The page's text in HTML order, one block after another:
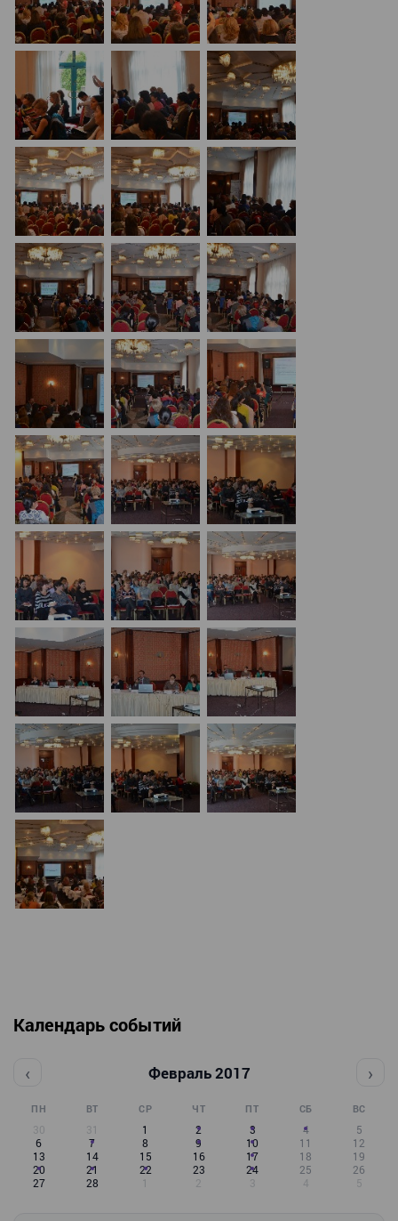
Календарь событий
‹ Февраль 2017 ›
ПН ВТ СР ЧТ ПТ СБ ВС
30 31 1 2 3 4
5
6
7 8 9 10 11
12
13
14 15 16 17 18
19
20
21 22 23 24 25
26
27
28 1 2 3 4 5